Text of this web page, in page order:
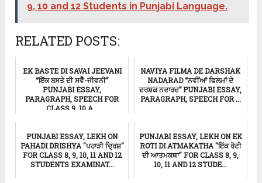
9, 10 and 12 Students in Punjabi Language.
RELATED POSTS:
EK BASTE DI SAVAI JEEVANI
“ਇੱਕ ਬਸਤੇ ਦੀ ਸਵੈ-ਜੀਵਨੀ”
PUNJABI ESSAY,
PARAGRAPH, SPEECH FOR
CLASS 9, 10 A...
NAVIYA FILMA DE DARSHAK
NADARAD “ਨਵੀਂਆਂ ਫਿਲਮਾਂ ਦੇ
ਦਰਸ਼ਕ ਨਦਾਰਦ” PUNJABI ESSAY,
PARAGRAPH, SPEECH FOR ...
PUNJABI ESSAY, LEKH ON
PAHADI DRISHYA "ਪਹਾੜੀ ਦ੍ਰਿਸ਼"
FOR CLASS 8, 9, 10, 11 AND 12
STUDENTS EXAMINAT...
PUNJABI ESSAY, LEKH ON EK
ROTI DI ATMAKATHA "ਇੱਕ ਰੋਟੀ
ਦੀ ਆਤਮਕਥਾ" FOR CLASS 8, 9,
10, 11 AND 12 STUDE...